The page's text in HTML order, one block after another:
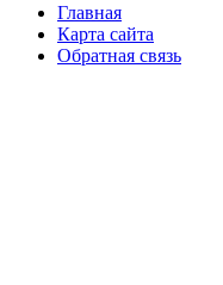
Главная
Карта сайта
Обратная связь